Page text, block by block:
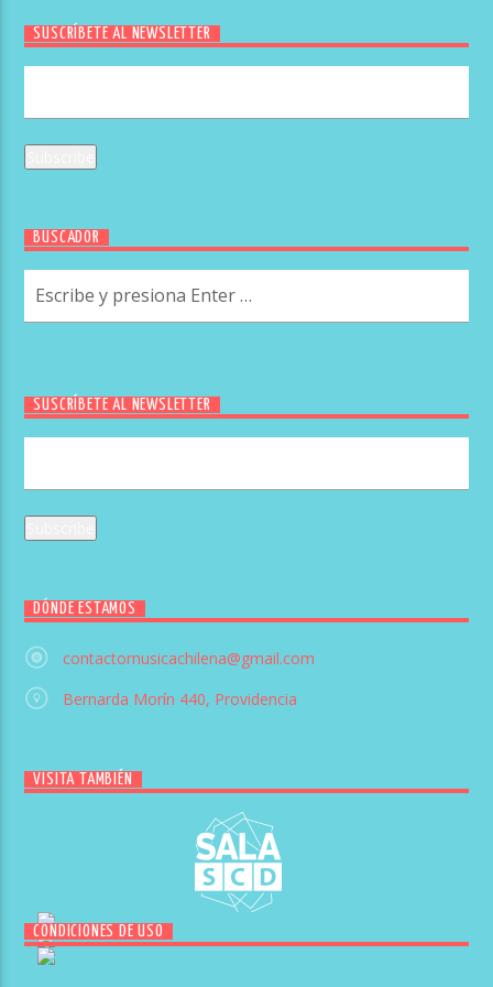
SUSCRÍBETE AL NEWSLETTER
BUSCADOR
SUSCRÍBETE AL NEWSLETTER
DÓNDE ESTAMOS
contactomusicachilena@gmail.com
Bernarda Morín 440, Providencia
VISITA TAMBIÉN
CONDICIONES DE USO